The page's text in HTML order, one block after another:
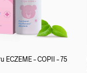
– COPII – 75